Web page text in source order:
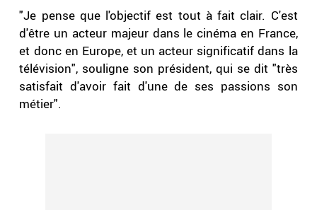
"Je pense que l'objectif est tout à fait clair. C'est
d'être un acteur majeur dans le cinéma en France,
et donc en Europe, et un acteur significatif dans la
télévision", souligne son président, qui se dit "très
satisfait d'avoir fait d'une de ses passions son
métier".